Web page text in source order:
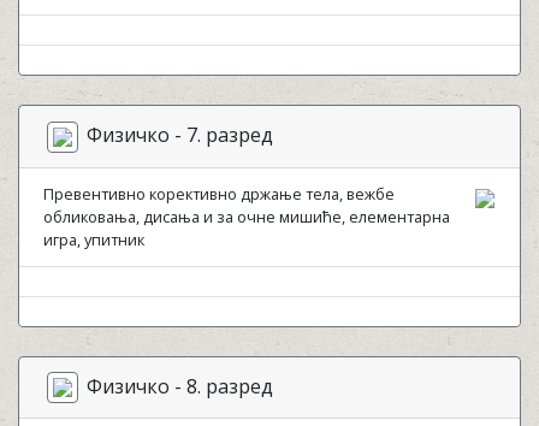
Физичко - 7. разред
Превентивно корективно држање тела, вежбе
обликовања, дисања и за очне мишиће, елементарна
игра, упитник
Физичко - 8. разред